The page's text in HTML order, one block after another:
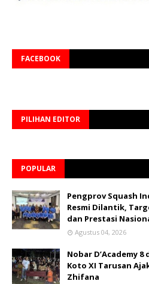
FACEBOOK
PILIHAN EDITOR
POPULAR
Pengprov Squash
Resmi Dilantik,
dan Prestasi
Agustus 04, 2026
Nobar D’Academy
Koto XI Tarusan
Zhifana